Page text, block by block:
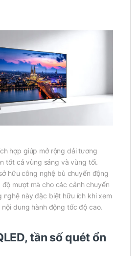
hợp giúp mở rộng dải tương
tốt cả vùng sáng và vùng tối.
hữu công nghệ bù chuyển động
độ mượt mà cho các cảnh chuyển
nghệ này đặc biệt hữu ích khi xem
dung hành động tốc độ cao.
tần số quét ổn